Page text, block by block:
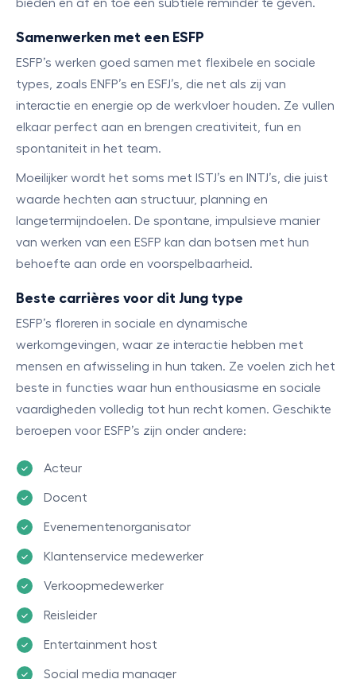
bieden en af en toe een subtiele reminder te geven.
Samenwerken met een ESFP
ESFP’s werken goed samen met flexibele en sociale
types, zoals ENFP’s en ESFJ’s, die net als zij van
interactie en energie op de werkvloer houden. Ze vullen
elkaar perfect aan en brengen creativiteit, fun en
spontaniteit in het team.
Moeilijker wordt het soms met ISTJ’s en INTJ’s, die juist
waarde hechten aan structuur, planning en
langetermijndoelen. De spontane, impulsieve manier
van werken van een ESFP kan dan botsen met hun
behoefte aan orde en voorspelbaarheid.
Beste carrières voor dit Jung type
ESFP’s floreren in sociale en dynamische
werkomgevingen, waar ze interactie hebben met
mensen en afwisseling in hun taken. Ze voelen zich het
beste in functies waar hun enthousiasme en sociale
vaardigheden volledig tot hun recht komen. Geschikte
beroepen voor ESFP’s zijn onder andere:
Acteur
Docent
Evenementenorganisator
Klantenservice medewerker
Verkoopmedewerker
Reisleider
Entertainment host
Social media manager